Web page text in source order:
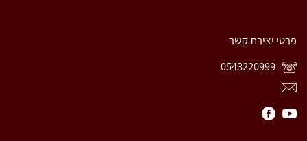
פרטי יצירת קשר